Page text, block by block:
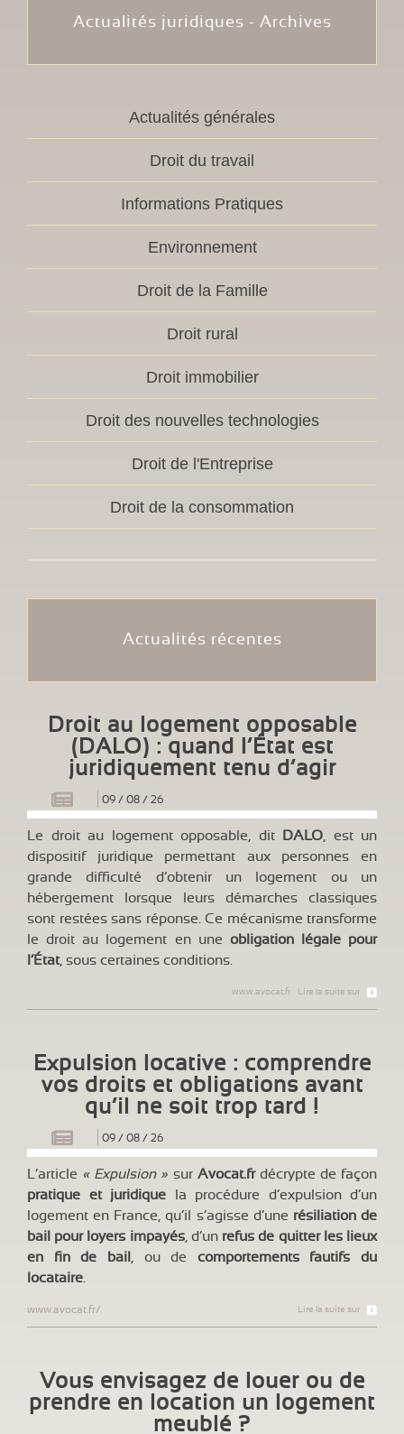
Actualités juridiques - Archives
Actualités générales
Droit du travail
Informations Pratiques
Environnement
Droit de la Famille
Droit rural
Droit immobilier
Droit des nouvelles technologies
Droit de l'Entreprise
Droit de la consommation
Actualités récentes
Droit au logement opposable
(DALO) : quand l’État est
juridiquement tenu d’agir
09/ 08 / 26
Le droit au logement opposable, dit DALO, est un
dispositif juridique permettant aux personnes en
grande difficulté d’obtenir un logement ou un
hébergement lorsque leurs démarches classiques
sont restées sans réponse. Ce mécanisme transforme
le droit au logement en une obligation légale pour
l’État, sous certaines conditions.
Lire la suite sur
www.avocat.fr
Expulsion locative : comprendre
vos droits et obligations avant
qu’il ne soit trop tard !
09/ 08 / 26
L’article « Expulsion » sur Avocat.frdécrypte de façon
pratique et juridique la procédure d’expulsion d’un
logement en France, qu’il s’agisse d’une résiliation de
bail pour loyers impayés, d’un refus de quitter les lieux
en fin de bail , ou de comportements fautifs du
locataire.
Lire la suite sur
www.avocat.fr/
Vous envisagez de louer ou de
prendre en location un logement
meublé ?